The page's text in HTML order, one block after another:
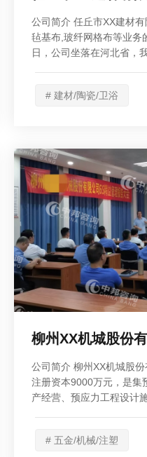
# 建材/陶瓷/卫浴
公司简介 任丘市XX建材
毡基布,玻纤网格布等业务
日，公司坐落在河北省，
# 五金/机械/注塑
公司简介 柳州XX机城股
注册资本9000万元，是集
产经营、预应力工程设计